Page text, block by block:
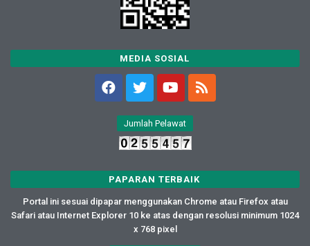
MEDIA SOSIAL
Jumlah Pelawat
PAPARAN TERBAIK
Portal ini sesuai dipapar menggunakan Chrome atau Firefox atau
Safari atau Internet Explorer 10 ke atas dengan resolusi minimum 1024
x 768 pixel